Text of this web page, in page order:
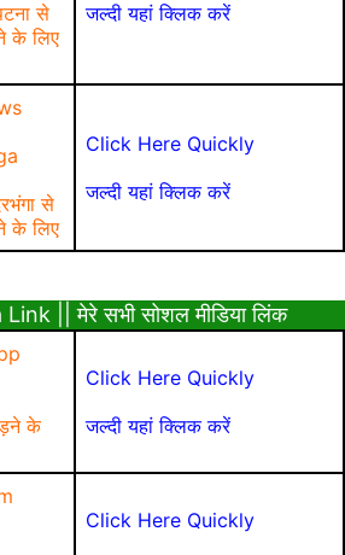
से
के लिए
जल्दी यहां क्लिक करें
से
के लिए
Click Here Quickly
जल्दी यहां क्लिक करें
|| मेरे सभी सोशल मीडिया लिंक
के
Click Here Quickly
जल्दी यहां क्लिक करें
Click Here Quickly